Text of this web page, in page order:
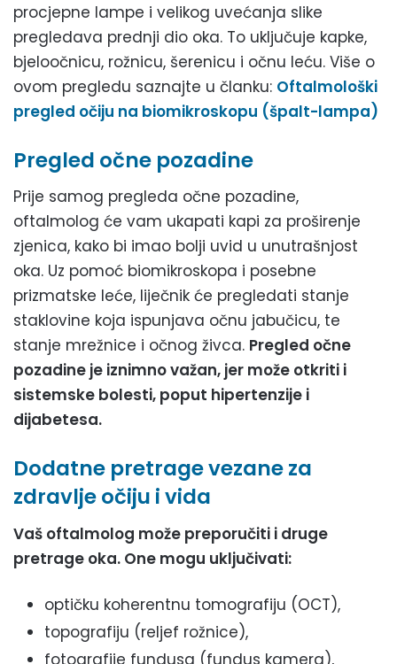
procjepne lampe i velikog uvećanja slike
pregledava prednji dio oka. To uključuje kapke,
bjeloočnicu, rožnicu, šerenicu i očnu leću. Više o
ovom pregledu saznajte u članku: Oftalmološki
pregled očiju na biomikroskopu (špalt-lampa)
Pregled očne pozadine
Prije samog pregleda očne pozadine,
oftalmolog će vam ukapati kapi za proširenje
zjenica, kako bi imao bolji uvid u unutrašnjost
oka. Uz pomoć biomikroskopa i posebne
prizmatske leće, liječnik će pregledati stanje
staklovine koja ispunjava očnu jabučicu, te
stanje mrežnice i očnog živca. Pregled očne
pozadine je iznimno važan, jer može otkriti i
sistemske bolesti, poput hipertenzije i
dijabetesa.
Dodatne pretrage vezane za
zdravlje očiju i vida
Vaš oftalmolog može preporučiti i druge
pretrage oka. One mogu uključivati:
optičku koherentnu tomografiju (OCT),
topografiju (reljef rožnice),
fotografije fundusa (fundus kamera),